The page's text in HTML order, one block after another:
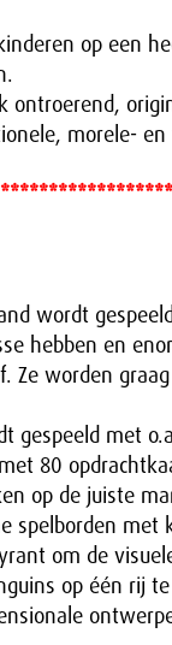
op een
ontroerend,
morele-
wordt
hebben en
Ze worden
gespeeld met
80
op de juiste
spelborden
om de
op één rij